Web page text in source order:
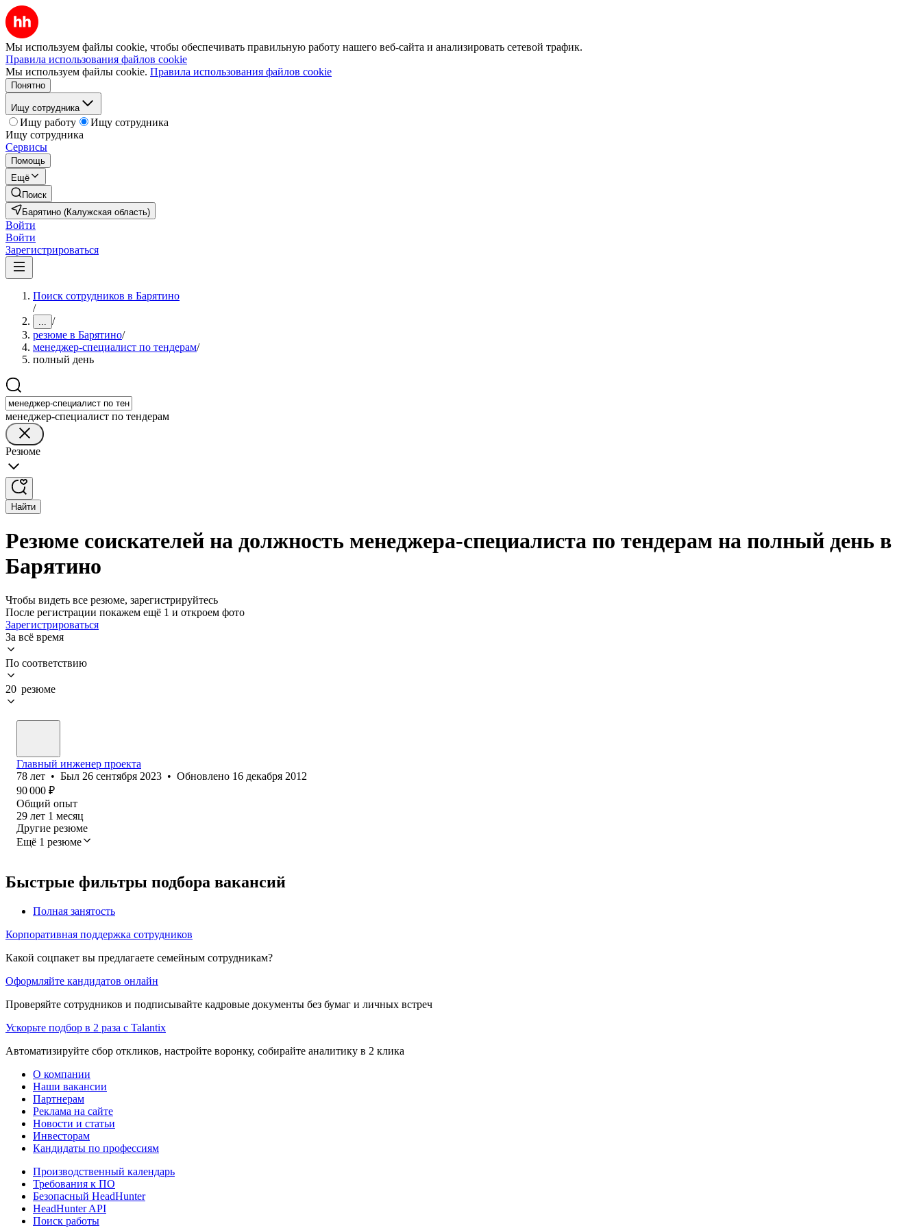
Мы используем файлы cookie, чтобы обеспечивать правильную работу нашего веб-сайта и анализировать сетевой трафик.
Правила использования файлов cookie
Мы используем файлы cookie. Правила использования файлов cookie
Понятно
Ищу сотрудника
Ищу работу
Ищу сотрудника
Ищу сотрудника
Сервисы
Помощь
Ещё
Поиск
Барятино (Калужская область)
Войти
Войти
Зарегистрироваться
Поиск сотрудников в Барятино
/
... /
резюме в Барятино/
менеджер-специалист по тендерам/
полный день
менеджер-специалист по тендерам
Резюме
Найти
Резюме соискателей на должность менеджера-специалиста по тендерам на полный день в
Барятино
Чтобы видеть все резюме, зарегистрируйтесь
После регистрации покажем ещё 1 и откроем фото
Зарегистрироваться
За всё время
По соответствию
20 резюме
Главный инженер проекта
78 лет • Был 26 сентября 2023 • Обновлено 16 декабря 2012
90 000 ₽
Общий опыт
29 лет 1 месяц
Другие резюме
Ещё 1 резюме
Быстрые фильтры подбора вакансий
Полная занятость
Корпоративная поддержка сотрудников
Какой соцпакет вы предлагаете семейным сотрудникам?
Оформляйте кандидатов онлайн
Проверяйте сотрудников и подписывайте кадровые документы без бумаг и личных встреч
Ускорьте подбор в 2 раза с Talantix
Автоматизируйте сбор откликов, настройте воронку, собирайте аналитику в 2 клика
О компании
Наши вакансии
Партнерам
Реклама на сайте
Новости и статьи
Инвесторам
Кандидаты по профессиям
Производственный календарь
Требования к ПО
Безопасный HeadHunter
HeadHunter API
Поиск работы